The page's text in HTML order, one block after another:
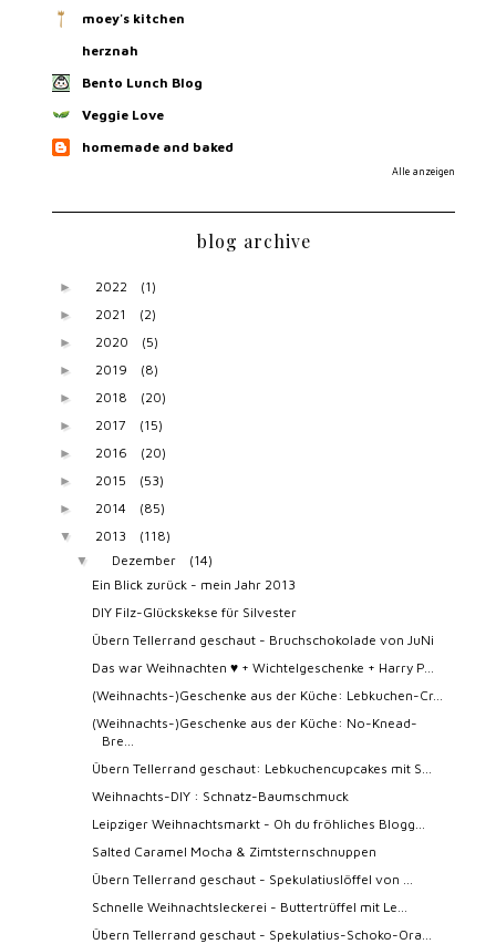
moey's kitchen
herznah
Bento Lunch Blog
Veggie Love
homemade and baked
Alle anzeigen
blog archive
► 2022 (1)
► 2021 (2)
► 2020 (5)
► 2019 (8)
► 2018 (20)
► 2017 (15)
► 2016 (20)
► 2015 (53)
► 2014 (85)
▼ 2013 (118)
▼ Dezember
(14)
Ein Blick zurück - mein Jahr 2013
DIY Filz-Glückskekse für Silvester
Übern Tellerrand geschaut - Bruchschokolade von JuNi
Das war Weihnachten ♥ + Wichtelgeschenke + Harry P...
(Weihnachts-)Geschenke aus der Küche: Lebkuchen-Cr...
(Weihnachts-)Geschenke aus der Küche: No-Knead-
Bre...
Übern Tellerrand geschaut: Lebkuchencupcakes mit S...
Weihnachts-DIY : Schnatz-Baumschmuck
Leipziger Weihnachtsmarkt - Oh du fröhliches Blogg...
Salted Caramel Mocha & Zimtsternschnuppen
Übern Tellerrand geschaut - Spekulatiuslöffel von ...
Schnelle Weihnachtsleckerei - Buttertrüffel mit Le...
Übern Tellerrand geschaut - Spekulatius-Schoko-Ora...